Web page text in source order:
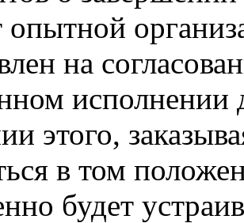
опытной
на
исполнении
этого,
в том
будет